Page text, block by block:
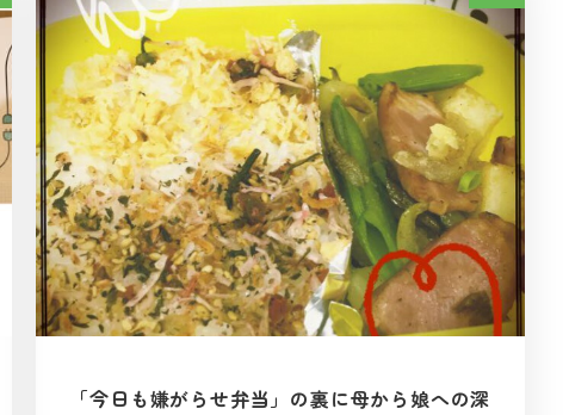
「今日も嫌がらせ弁当」の裏に母から娘への深